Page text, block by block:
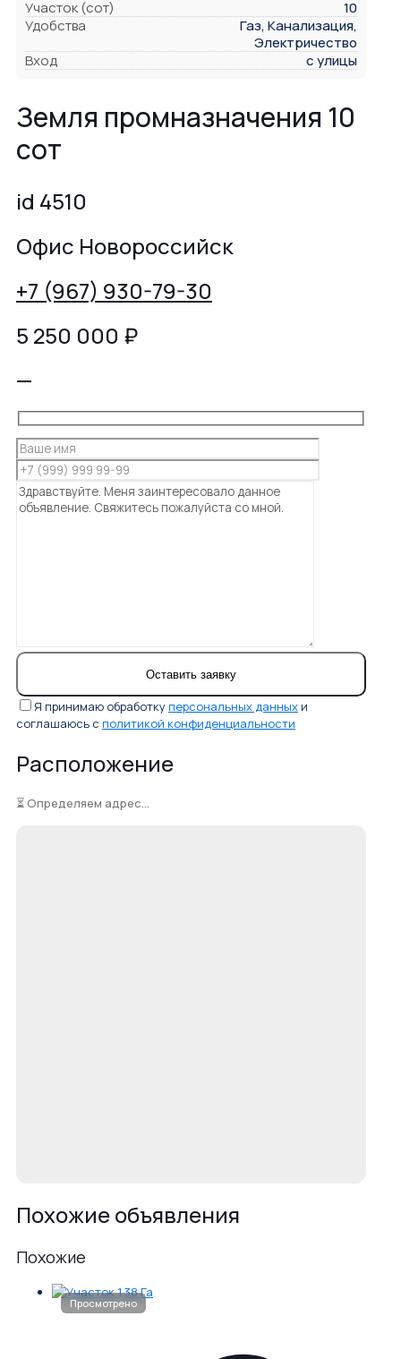
Участок (сот)
10
Удобства
Газ, Канализация,
Электричество
Вход
с улицы
Земля промназначения 10
сот
id 4510
Офис Новороссийск
+7 (967) 930-79-30
5 250 000 ₽
—
Я принимаю обработкуперсональных данных и
соглашаюсь с политикой конфиденциальности
Расположение
⏳ Определяем адрес...
Похожие объявления
Похожие